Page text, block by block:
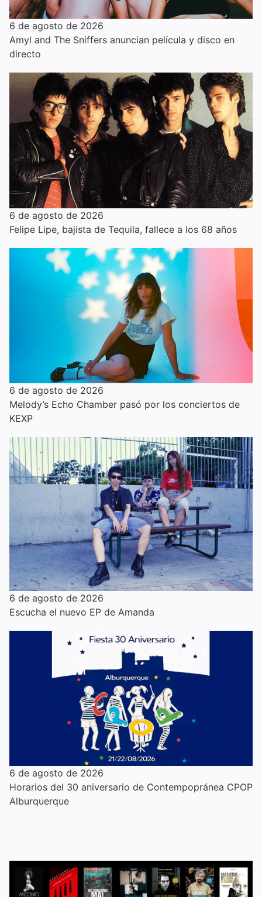
6 de agosto de 2026
Amyl and The Sniffers anuncian película y disco en
directo
6 de agosto de 2026
Felipe Lipe, bajista de Tequila, fallece a los 68 años
6 de agosto de 2026
Melody’s Echo Chamber pasó por los conciertos de
KEXP
6 de agosto de 2026
Escucha el nuevo EP de Amanda
6 de agosto de 2026
Horarios del 30 aniversario de Contempopránea CPOP
Alburquerque